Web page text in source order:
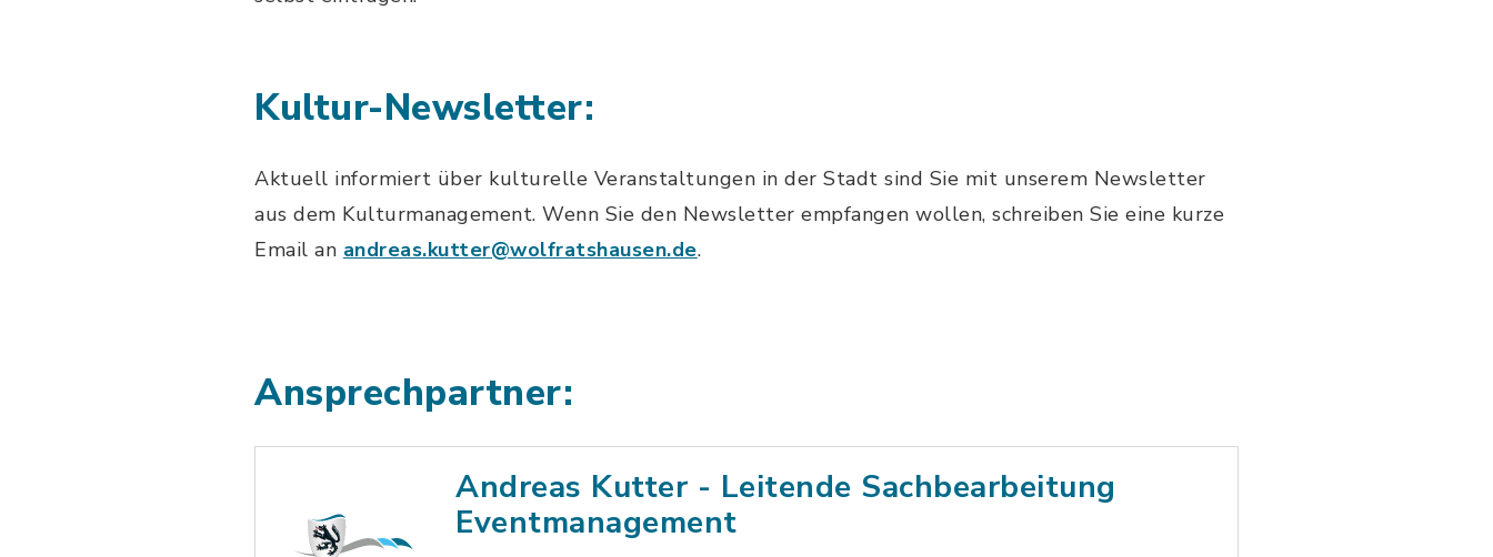
Kultur-Newsletter:
Aktuell informiert über kulturelle Veranstaltungen in der Stadt sind Sie mit unserem Newsletter
aus dem Kulturmanagement. Wenn Sie den Newsletter empfangen wollen, schreiben Sie eine kurze
Email an andreas.kutter@wolfratshausen.de.
Ansprechpartner:
Andreas Kutter - Leitende Sachbearbeitung
Eventmanagement